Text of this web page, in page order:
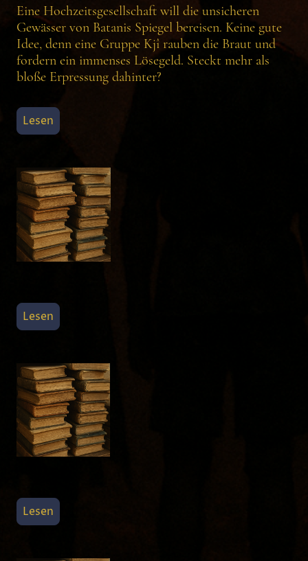
Eine Hochzeitsgesellschaft will die unsicheren
Gewässer von Batanis Spiegel bereisen. Keine gute
Idee, denn eine Gruppe Kjî rauben die Braut und
fordern ein immenses Lösegeld. Steckt mehr als
bloße Erpressung dahinter?
Lesen
Lesen
Lesen